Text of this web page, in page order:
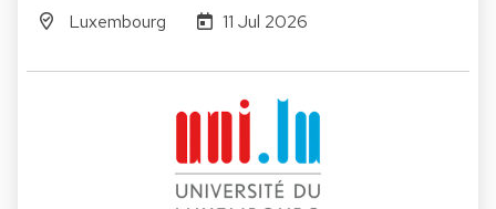
Luxembourg
11 Jul 2026